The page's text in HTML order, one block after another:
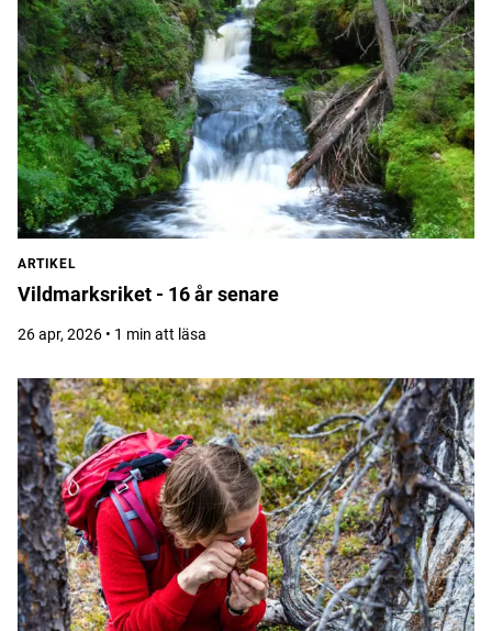
ARTIKEL
Vildmarksriket - 16 år senare
26 apr, 2026 • 1 min att läsa